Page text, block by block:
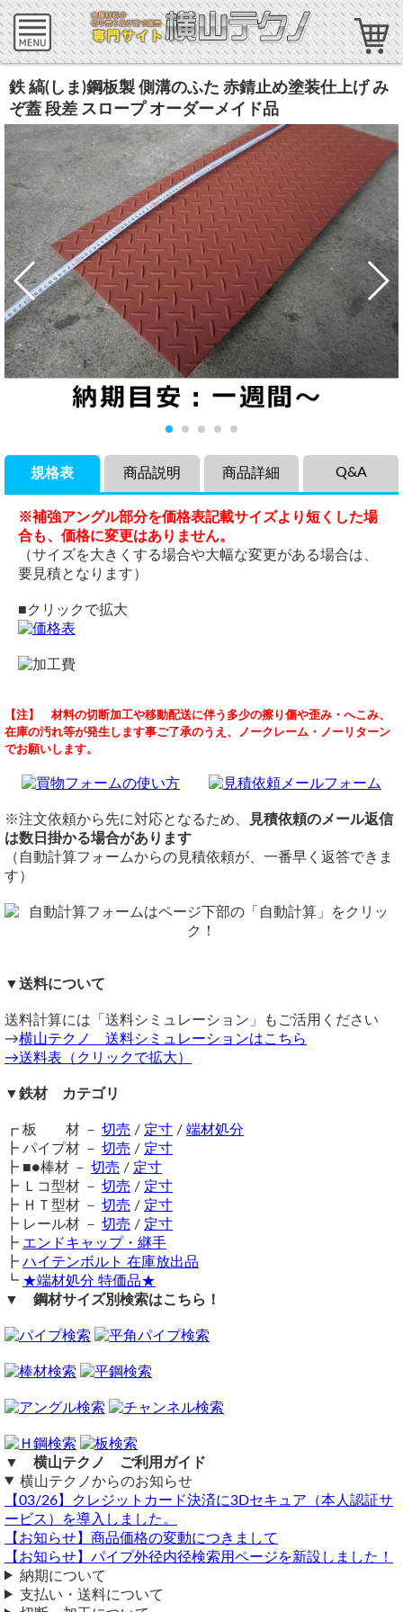
鉄 縞(しま)鋼板製 側溝のふた 赤錆止め塗装仕上げ み
ぞ蓋 段差 スロープ オーダーメイド品
規格表
※補強アングル部分を価格表記載サイズより短くした場
合も、価格に変更はありません。
（サイズを大きくする場合や大幅な変更がある場合は、
要見積となります）
■クリックで拡大
商品説明
錆止め塗装の縞（シマ）鉄板製Ｕ字形側溝用蓋（ふた）補強
材(ズリ止め)溶接式のオーダーメイド品になります。
出入り口や通路橋用に。耐荷重が歩行者用・乗用車用・中型
トラック用の３種類を参考提示しております。用途および溝
幅にに合わせてお選び下さい。
経済的な定尺板幅３尺（914mm）からの切断での参考価格
になります。
写真は溝幅300mm対象（T-2）乗車用・型式2T-38-91で板厚
み4.5mmｘ板幅380mmｘ板長さ914mm（重量約14.98kg）材
工共製品参考価格（16,900円/枚）税込みの品物を載せてあ
ります。
任意形状・寸法での特注品も見積り製作いたします。
塗装・溶接なしの材料のみ（DIYキット）もご用意しまし
た。黒皮縞板ｘ1枚＆補強材アングルｘ4本の計5点セットと
なります。
鉄材は性質上、錆が生じます。販売品も多少の錆がある場合
在庫不足の場合は取り寄せとなるため納期に＋数日を要しま
す。
送料（養生梱包費含む）は数量に応じて別途掛かります。
工業用鋼材となりますので、材料の移動・切断・加工・配送
に伴う擦り傷や汚れ・歪み等が発生します事をご了承くださ
い。
商品の返品・交換はお受けできません。
購入方法
商品購入は自動計算フォームに必要寸法・数量等を入力し、
試算結果を確認後、買い物カートに追加して注文フォームへ
ご注文メール返信にて送料・振込先等をご連絡いたします。
う品の場合は、メールフォーム（見積依頼・注文依頼）より
お問い合わせください。
商品詳細
鉄 縞(しま)鋼板製 側溝のふた みぞ蓋 段差 スロープ オーダー
メイド品
歩行者用・乗用車用・中型トラック用
表示以外の任意形状・寸法での特注品も見積り製作いたしま
す。
製作
受注生産ですので製作は１週間程度を要します。
使用される側溝のサイズを計測し、図面にてお送りいただけ
ざいます。
補強材の追加等の加工も可能です。
別料金にて仕上げ塗装（シルバーor黒塗装）も承っておりま
配送について
一枚50kg以下かつ3辺計2.6m以下の品
佐川ラージ便にて発送（個人宛・法人宛共に可）
一枚30kg以下
かつ
佐川ラージ便にて発送（個人宛・法人宛共に可）
一枚50kg以上
かつ長辺2m以下 の品
パレット便（西濃運輸パレット便・佐川パレット便）となり
ます。（個人宛は支店止めとなる場合あり）
一枚30kg以上かつ長辺2m以上
メタル便（法人宛のみ・発送から到着まで7～10日要）とな
ります。（個人宛での受け取りは対応不可）
長尺物・重量物の送料については個別見積りとなりますの
で、まずはお問合せください。
Q＆A～長尺物・重量物の発送について～はこちらをクリッ
ク
備考
仕上げ塗装を追加する場合、納期に＋数日が掛かります。
同サイズまとめ買いで多数同時注文割引適用！
関連商品
⇒ アルミ縞(シマ)板製 角桝ふた オーダーメイド
⇒ ステンレス製 グリーストラップ オーダーメイド
⇒ 鉄 縞(しま)鋼板(黒皮付･SS400相当) 切り売り
⇒ アルミ 縞(しま)板 (2～6mm厚)生地材 切り売り
⇒ ステンレス製 縞(しま)鋼板 切り売り
Q&A
（ 2026/07/27 ）
縞鋼板厚3.6mm 長さL=1820 溝巾300
鋼板巾=450
錆止め塗装までお願いした時の値段を教えてください
送料の値段もお願いいたします
裏面補強が必要か、ご連絡ください。
縞鋼板溝蓋 の件
お世話になっております。
縞鋼板の溝蓋で、T6でトラック用というのがありますが、リフトでも
使用は可能でしょうか？
リフトのスペックは以下となります。
フォークリフト
型式 トヨタ 7FBRK9
フォークリフトの総重量 1830kg
最大積載 900kg
想定合計重量 2730kg
溝
U字溝幅（短手） 290mm
U字溝をリフトが短手方向に渡る。
溝の長さ3.6m程度の溝を被せたい
スロープ
（ 2025/11/14 ）
バイクの乗り入れ用のスロープ、幅100cm、長さ70㎝、高さ11㎝の
お見積りなど可能ですか？
商品名：【鉄シマ板】鉄 縞（しま）鋼板 段差スロープ への字曲げ
製作品（裏面補強無し）
商品URL：https://www.yokoyama-techno.net/detail/664.html
【注】 材料の切断加工や移動配送に伴う多少の擦り傷や歪み・へこみ、
在庫の汚れ等が発生します事ご了承のうえ、ノークレーム・ノーリターン
でお願いします。
※注文依頼から先に対応となるため、
見積依頼のメール返信
は数日掛かる場合があります
（自動計算フォームからの見積依頼が、一番早く返答できま
す）
▼送料について
送料計算には「送料シミュレーション」もご活用ください
→横山テクノ 送料シミュレーションはこちら
→送料表（クリックで拡大）
▼鉄材 カテゴリ
┏ 板 材 － 切売 / 定寸 / 端材処分
┣ パイプ材 － 切売 / 定寸
┣ ■●棒材 － 切売 / 定寸
┣ Ｌコ型材 － 切売 / 定寸
┣ ＨＴ型材 － 切売 / 定寸
┣ レール材 － 切売 / 定寸
┣ エンドキャップ・継手
┣ ハイテンボルト 在庫放出品
┗ ★端材処分 特価品★
▼ 鋼材サイズ別検索はこちら！
▼ 横山テクノ ご利用ガイド
横山テクノからのお知らせ
【03/26】クレジットカード決済に3Dセキュア（本人認証サ
ービス）を導入しました。
【お知らせ】商品価格の変動につきまして
【お知らせ】パイプ外径内径検索用ページを新設しました！
納期について
支払い・送料について